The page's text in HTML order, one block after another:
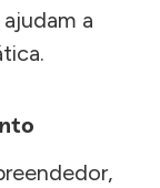
a